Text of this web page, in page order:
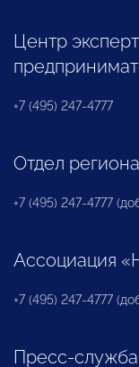
Центр
+7 (495) 247-4777
Отдел
+7 (495) 247-4777
Ассоциация
+7 (495) 247-4777
Пресс-служба